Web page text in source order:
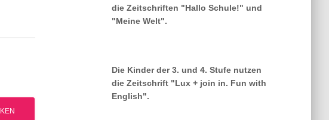
die Zeitschriften "Hallo Schule!" und
"Meine Welt".
Die Kinder der 3. und 4. Stufe nutzen
die Zeitschrift "Lux + join in. Fun with
English".